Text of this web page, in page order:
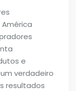
e
verdadeiro
resultados